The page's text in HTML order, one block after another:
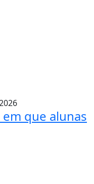
que alunas